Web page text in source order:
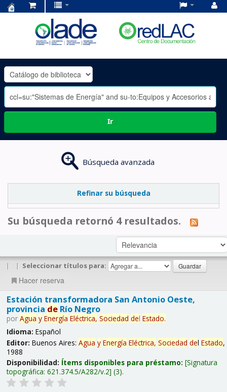
OLADE
-
Ir
Búsqueda avanzada
Refinar su búsqueda
Su búsqueda retornó 4 resultados.
| | Seleccionar títulos para:
Hacer reserva
Estación transformadora San Antonio Oeste,
provincia deRío Negro
por Agua y Energía Eléctrica, Sociedad del Estado.
Idioma: Español
Editor: Buenos Aires: Agua y Energía Eléctrica, Sociedad del Estado,
1988
Disponibilidad: Ítems disponibles para préstamo: Signatura
topográfica: 621.374.5/A282/v.2 (3).